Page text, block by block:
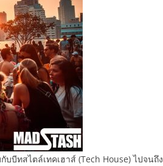
บีทสไตล์เทคเฮาส์ (Tech House) ไปจนถึง